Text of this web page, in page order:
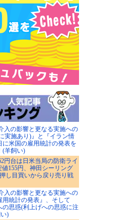
入の影響と更なる実施への
実施あり)』と『イラン情
に米国の雇用統計の発表を
(羊飼い)
円台は日米当局の防衛ライ
155円、神田シーリング
し目買いから戻り売り戦
入の影響と更なる実施への
用統計の発表』、そして
の思惑(利上げへの思惑に注
)